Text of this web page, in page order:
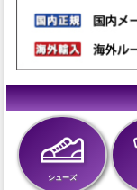
シューズ